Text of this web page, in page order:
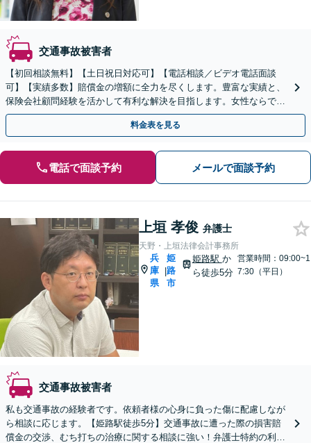
交通事故被害者
【初回相談無料】【土日祝日対応可】【電話相談／ビデオ電話面談
可】【実績多数】賠償金の増額に全力を尽くします。豊富な実績と、
保険会社顧問経験を活かして有利な解決を目指します。女性ならでは
の心配りであなたに寄り添います。
料金表を見る
電話で面談予約 メールで面談予約
上垣 孝俊 弁護士
天野・上垣法律会計事務所
兵
庫
県
|
姫
路
市
姫路駅 か
ら徒歩5分
営業時間：09:00~1
7:30（平日）
交通事故被害者
私も交通事故の経験者です。依頼者様の心身に負った傷に配慮しなが
ら相談に応じます。【姫路駅徒歩5分】交通事故に遭った際の損害賠
償金の交渉、むち打ちの治療に関する相談に強い！弁護士特約の利用